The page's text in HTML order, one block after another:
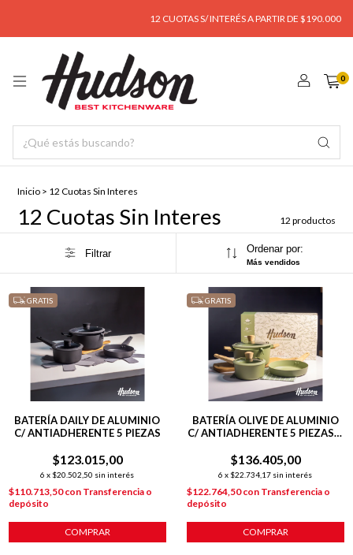
12 CUOTAS S/ INTERÉS A PARTIR DE $190.000
0
Inicio > 12 Cuotas Sin Interes
12 Cuotas Sin Interes 12 productos
Filtrar Ordenar por:
Más vendidos
GRATIS
BATERÍA DAILY DE ALUMINIO
C/ ANTIADHERENTE 5 PIEZAS
$123.015,00
6 x $20.502,50 sin interés
$110.713,50con Transferencia o
depósito
COMPRAR
GRATIS
BATERÍA OLIVE DE ALUMINIO
C/ ANTIADHERENTE 5 PIEZAS +
$136.405,00
6 x $22.734,17 sin interés
$122.764,50con Transferencia o
depósito
COMPRAR